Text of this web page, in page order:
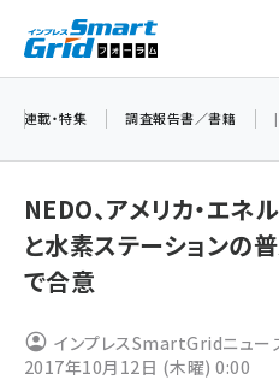
ン
スマート
蓄電池 (396)
ペロブスカイト (332)
連載・特集 調査報告書／書籍 |
NEDO、アメリカ・エ
と水素ステーションの
で合意
インプレスSmartGridニュー
2017年10月12日 (木曜) 0:00